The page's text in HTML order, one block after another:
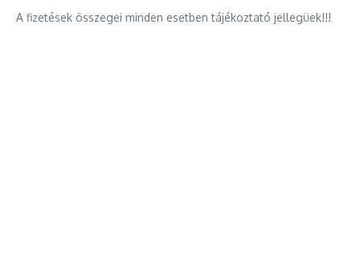
A fizetések összegei minden esetben tájékoztató jellegüek!!!